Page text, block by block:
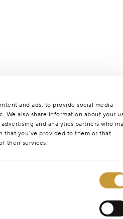
and ads, to provide social media
We also share information about your
and analytics partners who
you’ve provided to them or that
their services.